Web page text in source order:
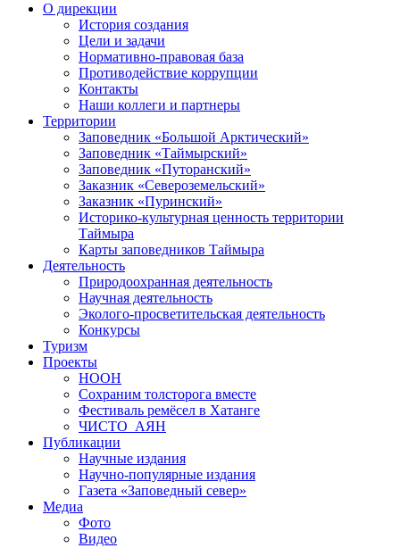
Цели и задачи
Нормативно-правовая база
Противодействие коррупции
Контакты
Наши коллеги и партнеры
Территории
Заповедник «Большой Арктический»
Заповедник «Таймырский»
Заповедник «Путоранский»
Заказник «Североземельский»
Заказник «Пуринский»
Историко-культурная ценность территории
Таймыра
Карты заповедников Таймыра
Деятельность
Природоохранная деятельность
Научная деятельность
Эколого-просветительская деятельность
Конкурсы
Туризм
Проекты
НООН
Сохраним толсторога вместе
Фестиваль ремёсел в Хатанге
ЧИСТО_АЯН
Публикации
Научные издания
Научно-популярные издания
Газета «Заповедный север»
Медиа
Фото
Видео
Виртуальные туры / панорамы
Волонтеры